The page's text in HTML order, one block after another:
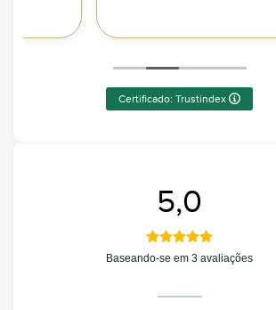
5,0
Baseando-se em 3 avaliações
Certificado: Trustindex